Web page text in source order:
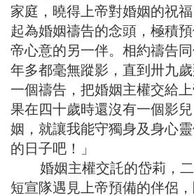
家庭，曉得上帝對婚姻的祝
起為婚姻禱告的念頭，極積
帝心意的另一伴。相約禱告
年多都毫無蹤影，直到卅九
一個禱告，把婚姻主權交給
果在四十歲時還沒有一個影
姻，就讓我能守獨身及身心
的日子吧！」
婚姻主權交託的岱莉，二
短宣隊遇見上帝預備的伴侶